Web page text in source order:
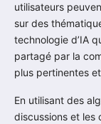
utilisateurs
sur des
technologie d’IA
partagé par la
plus pertinentes
En utilisant des
discussions et les